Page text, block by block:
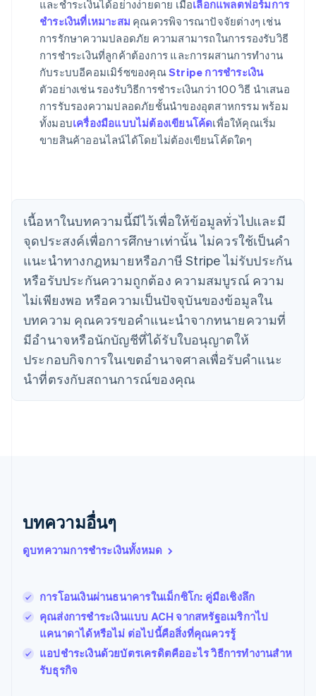
และชําระเงินได้อย่างง่ายดาย เมื่อเลือกแพลตฟอร์มการ
ชําระเงินที่เหมาะสม คุณควรพิจารณาปัจจัยต่างๆ เช่น
การรักษาความปลอดภัย ความสามารถในการรองรับวิธี
การชําระเงินที่ลูกค้าต้องการ และการผสานการทํางาน
กับระบบอีคอมเมิร์ซของคุณStripe การชําระเงิน
ตัวอย่างเช่น รองรับวิธีการชําระเงินกว่า 100 วิธี นําเสนอ
การรับรองความปลอดภัยชั้นนําของอุตสาหกรรม พร้อม
ทั้งมอบเครื่องมือแบบไม่ต้องเขียนโค้ดเพื่อให้คุณเริ่ม
ขายสินค้าออนไลน์ได้โดยไม่ต้องเขียนโค้ดใดๆ
เนื้อหาในบทความนี้มีไว้เพื่อให้ข้อมูลทั่วไปและมี
จุดประสงค์เพื่อการศึกษาเท่านั้น ไม่ควรใช้เป็นคํา
แนะนําทางกฎหมายหรือภาษี Stripe ไม่รับประกัน
หรือรับประกันความถูกต้อง ความสมบูรณ์ ความ
ไม่เพียงพอ หรือความเป็นปัจจุบันของข้อมูลใน
บทความ คุณควรขอคําแนะนําจากทนายความที่
มีอํานาจหรือนักบัญชีที่ได้รับใบอนุญาตให้
ประกอบกิจการในเขตอํานาจศาลเพื่อรับคําแนะ
นําที่ตรงกับสถานการณ์ของคุณ
บทความอื่นๆ
ดูบทความการชำระเงินทั้งหมด
การโอนเงินผ่านธนาคารในเม็กซิโก: คู่มือเชิงลึก
คุณส่งการชําระเงินแบบ ACH จากสหรัฐอเมริกาไป
แคนาดาได้หรือไม่ ต่อไปนี้คือสิ่งที่คุณควรรู้
แอปชำระเงินด้วยบัตรเครดิตคืออะไร วิธีการทํางานสําห
รับธุรกิจ
กรีซ
English
เขตบริหารพิเศษฮ่องกง ประเทศจีน
English简体中文
แคนาดา
EnglishFrançais
ไซปรัส
ญี่ปุ่น
日本語English
เดนมาร์ก
English
ไทย
ไทยEnglish
English
นิวซีแลนด์
English
เนเธอร์แลนด์
NederlandsEnglish
PortuguêsEnglish
English
ฟินแลนด์
มอลตา
English
มาเลเซีย
เม็กซิโก